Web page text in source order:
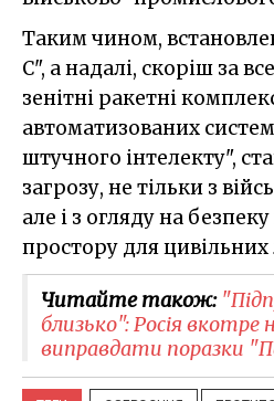
Таким чином,
С", а надалі, скоріш за
зенітні ракетні
автоматизованих
штучного інтелекту",
загрозу, не тільки з
але і з огляду на
простору для цивільних
Читайте також:
близько": Росія вкотре
виправдати поразки